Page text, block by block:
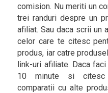
comision. Nu meriti un
trei randuri despre un
afiliat. Sau daca scrii un
celor care te citesc
produs, iar catre
link-uri afiliate. Daca
10 minute si citesc
comparatii cu alte